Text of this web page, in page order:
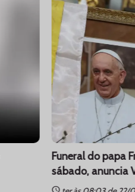
Funeral do papa
sábado, anuncia
schedule